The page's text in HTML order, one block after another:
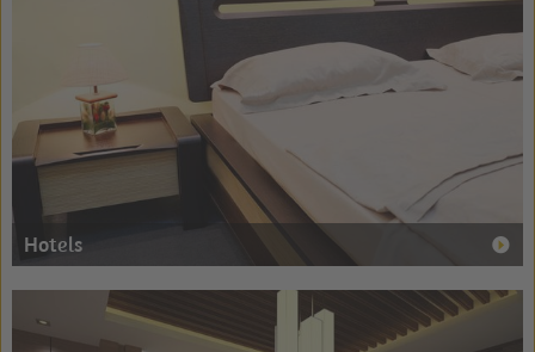
Hotels